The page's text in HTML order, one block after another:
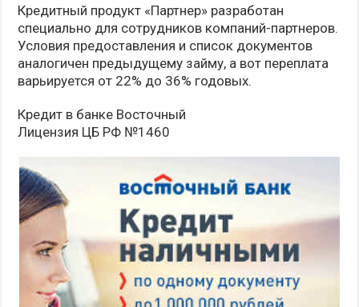
Кредитный продукт «Партнер» разработан
специально для сотрудников компаний-партнеров.
Условия предоставления и список документов
аналогичен предыдущему займу, а вот переплата
варьируется от 22% до 36% годовых.
Кредит в банке Восточный
Лицензия ЦБ РФ №1460